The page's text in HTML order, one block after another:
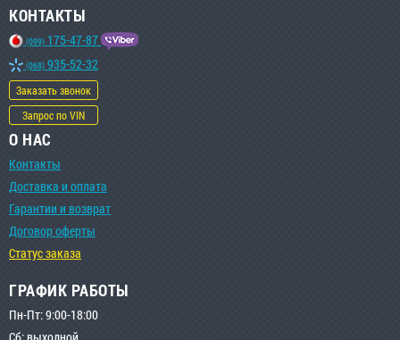
КОНТАКТЫ
(099) 175-47-87
(068) 935-52-32
Заказать звонок
Запрос по VIN
О НАС
Контакты
Доставка и оплата
Гарантии и возврат
Договор оферты
Статус заказа
ГРАФИК РАБОТЫ
Пн-Пт: 9:00-18:00